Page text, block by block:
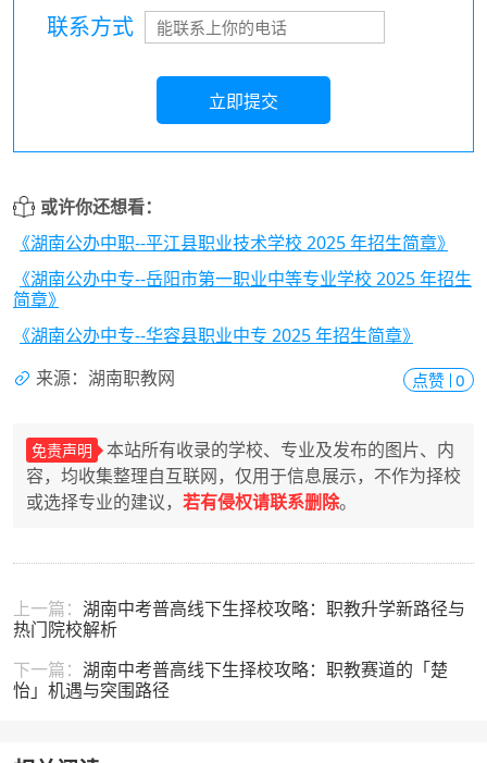
联系方式
立即提交
或许你还想看：
《湖南公办中职--平江县职业技术学校 2025 年招生简章》
《湖南公办中专--岳阳市第一职业中等专业学校 2025 年招生
简章》
《湖南公办中专--华容县职业中专 2025 年招生简章》
来源：湖南职教网
点赞 0
免责声明
本站所有收录的学校、专业及发布的图片、内
容，均收集整理自互联网，仅用于信息展示，不作为择校
或选择专业的建议， 若有侵权请联系删除。
上一篇： 湖南中考普高线下生择校攻略：职教升学新路径与
热门院校解析
下一篇： 湖南中考普高线下生择校攻略：职教赛道的「楚
怡」机遇与突围路径